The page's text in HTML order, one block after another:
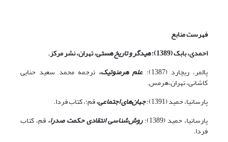
فهرست منابع
احمدی، بابک (1389)
؛هیدگر و تاریخ هستی،تهران، نشر مرکز.
پالمر، ریچارد (1387)؛
علم هرمنوتیک، ترجمه محمد سعید حنایی
کاشانی، تهران،هرمس.
پارسانیا، حمید (1391)؛
جهان‌های اجتماعی،قم:، کتاب فردا.
پارسانیا، حمید (1389)؛
روش‌شناسی انتقادی حکمت صدرا،قم،‌ کتاب
فردا.